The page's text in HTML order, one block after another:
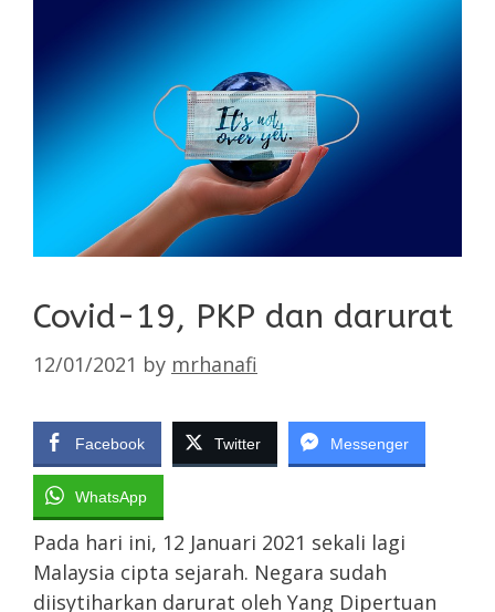
Covid-19, PKP dan darurat
12/01/2021 by mrhanafi
Facebook Twitter Messenger
WhatsApp
Pada hari ini, 12 Januari 2021 sekali lagi
Malaysia cipta sejarah. Negara sudah
diisytiharkan darurat oleh Yang Dipertuan